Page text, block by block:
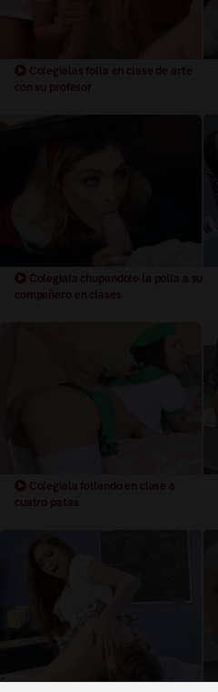
Colegialas folla en clase de arte
con su profesor
Colegiala chupandole la polla a su
compañero en clases
Colegiala follando en clase a
cuatro patas